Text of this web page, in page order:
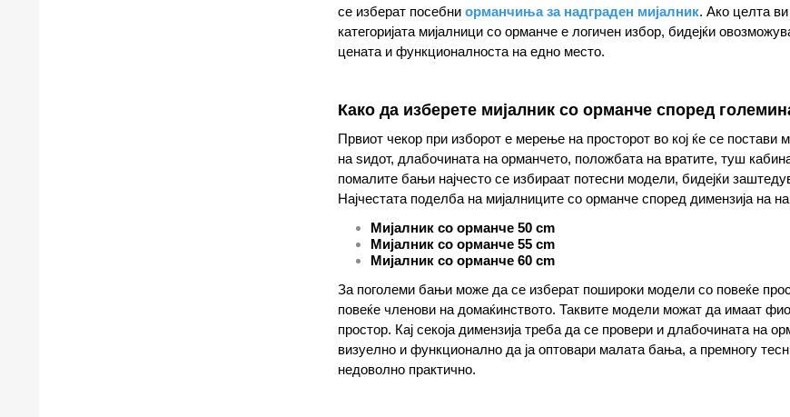
се изберат посебни орманчиња за надграден мијалник. Ако целта
категоријата мијалници со орманче е логичен избор, бидејќи
цената и функционалноста на едно место.
Како да изберете мијалник со орманче според
Првиот чекор при изборот е мерење на просторот во кој ќе се
на ѕидот, длабочината на орманчето, положбата на вратите, туш
помалите бањи најчесто се избираат потесни модели, бидејќи
Најчестата поделба на мијалниците со орманче според димензија на
Мијалник со орманче 50 cm
Мијалник со орманче 55 cm
Мијалник со орманче 60 cm
За поголеми бањи може да се изберат пошироки модели со повеќе
повеќе членови на домаќинството. Таквите модели можат да имаат
простор. Кај секоја димензија треба да се провери и длабочината на
визуелно и функционално да ја оптовари малата бања, а премногу
недоволно практично.